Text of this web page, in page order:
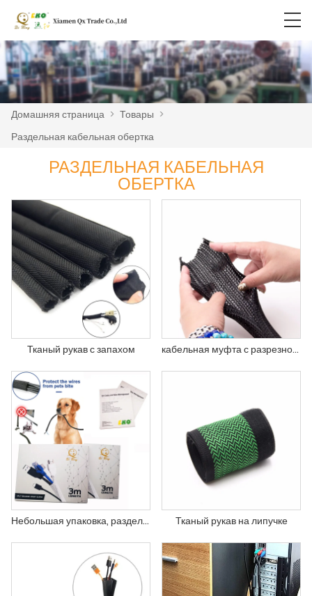
Домашняя страница > Товары >
Раздельная кабельная обертка
РАЗДЕЛЬНАЯ КАБЕЛЬНАЯ
ОБЕРТКА
Тканый рукав с запахом кабельная муфта с разрезной оплеткой
Небольшая упаковка, разделенная плетеная оплетка, шнур, протектор, оплетка для управления, для телевизора, компьютера, домашнего кинотеатра, офиса Тканый рукав на липучке